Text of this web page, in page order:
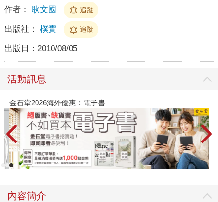
作者： 耿文國 追蹤
出版社： 樸實 追蹤
出版日： 2010/08/05
活動訊息
金石堂2026海外優惠：電子書
內容簡介